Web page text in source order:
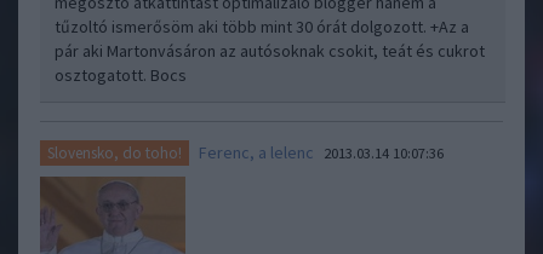
tűzoltó ismerősöm aki több mint 30 órát dolgozott. +Az a
pár aki Martonvásáron az autósoknak csokit, teát és cukrot
osztogatott. Bocs
Slovensko, do toho! Ferenc, a lelenc 2013.03.14 10:07:36